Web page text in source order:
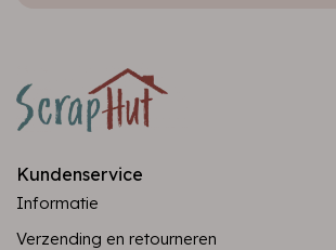
Kundenservice
Informatie
Verzending en retourneren